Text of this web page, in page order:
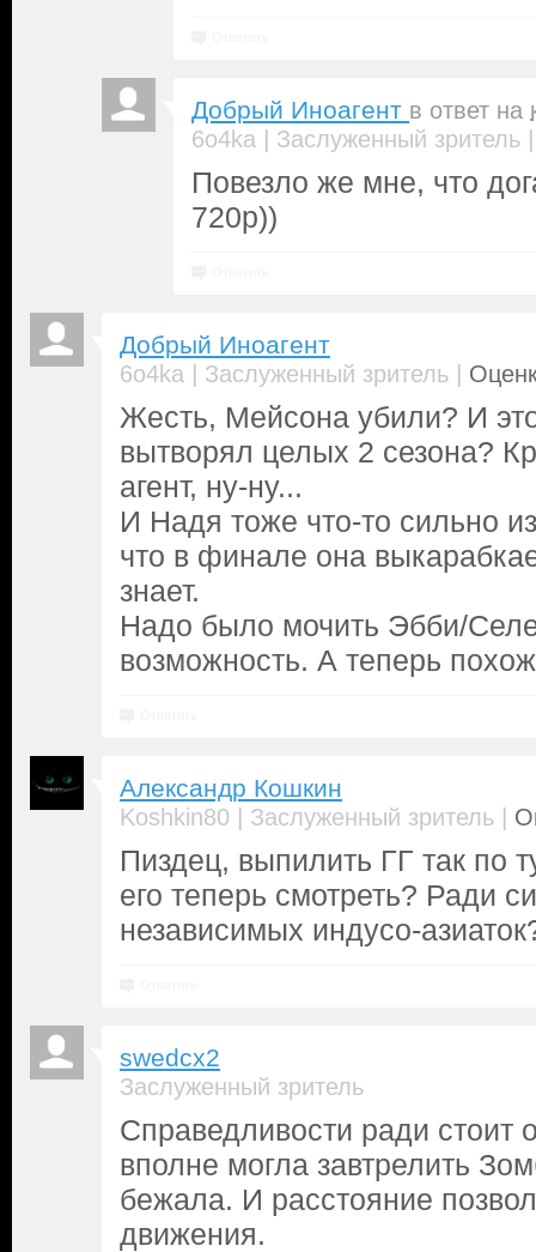
Добрый Иноагент в ответ на
6o4ka | Заслуженный зритель
Повезло же мне, что
720р))
Добрый Иноагент
6o4ka | Заслуженный зритель |
Жесть, Мейсона убили? И
вытворял целых 2 сезона?
агент, ну-ну...
И Надя тоже что-то сильно
что в финале она
знает.
Надо было мочить Эбби/
возможность. А теперь
Александр Кошкин
Koshkin80 | Заслуженный зритель |
Пиздец, выпилить ГГ так по
его теперь смотреть? Ради
независимых индусо-
swedcx2
Заслуженный зритель
Справедливости ради стоит
вполне могла завтрелить
бежала. И расстояние
движения.